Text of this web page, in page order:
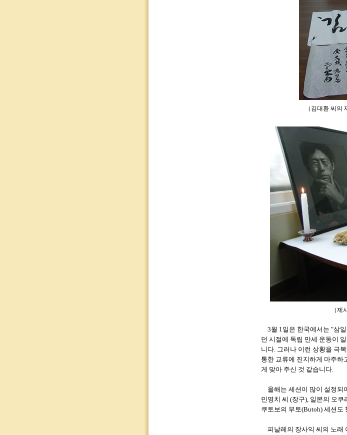
（김대환 씨의
（제
3월 1일은 한국에서는 "삼
던 시절에 독립 만세 운동이
니다. 그러나 이런 상황을 극
통한 교류에 진지하게 마주하
게 맞아 주신 것 같습니다.
올해는 세션이 많이 설정되
민영치 씨 (장구), 일본의 오
쿠토보의 부토(Butoh) 세션도
피날레의 장사익 씨의 노래